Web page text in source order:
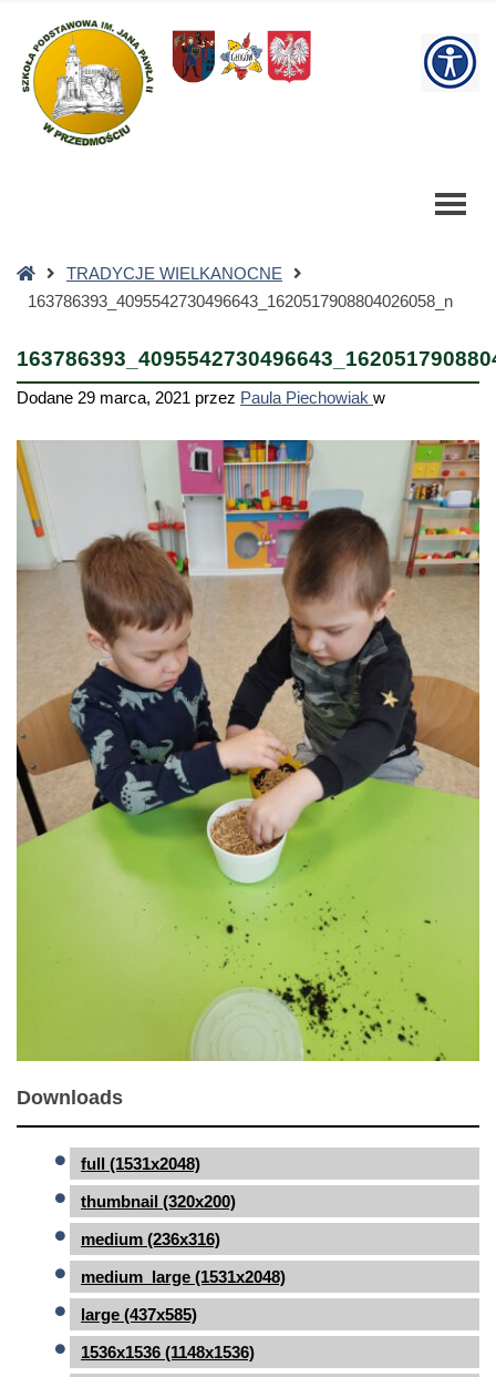
Szkoła
Podstawowa
Strona
główna
TRADYCJE WIELKANOCNE
163786393_4095542730496643_1620517908804026058_n
Dodane 29 marca, 2021 przez Paula Piechowiak w
Downloads
full (1531x2048)
thumbnail (320x200)
medium (236x316)
medium_large (1531x2048)
large (437x585)
1536x1536 (1148x1536)